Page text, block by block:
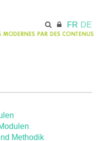
FR DE
Methodik